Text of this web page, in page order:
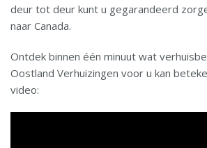
deur tot deur kunt u gegarandeerd
naar Canada.
Ontdek binnen één minuut wat
Oostland Verhuizingen voor u kan
video: